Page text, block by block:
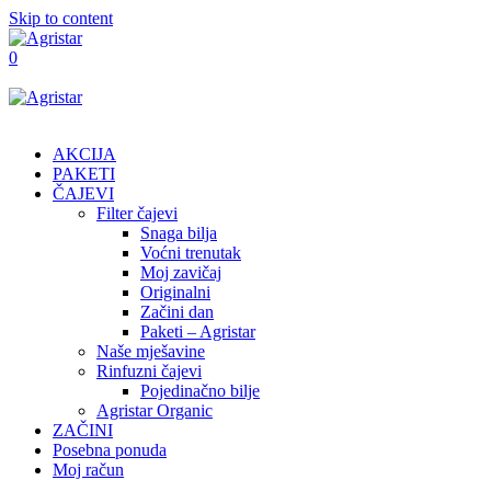
Skip to content
0
AKCIJA
PAKETI
ČAJEVI
Filter čajevi
Snaga bilja
Voćni trenutak
Moj zavičaj
Originalni
Začini dan
Paketi – Agristar
Naše mješavine
Rinfuzni čajevi
Pojedinačno bilje
Agristar Organic
ZAČINI
Posebna ponuda
Moj račun